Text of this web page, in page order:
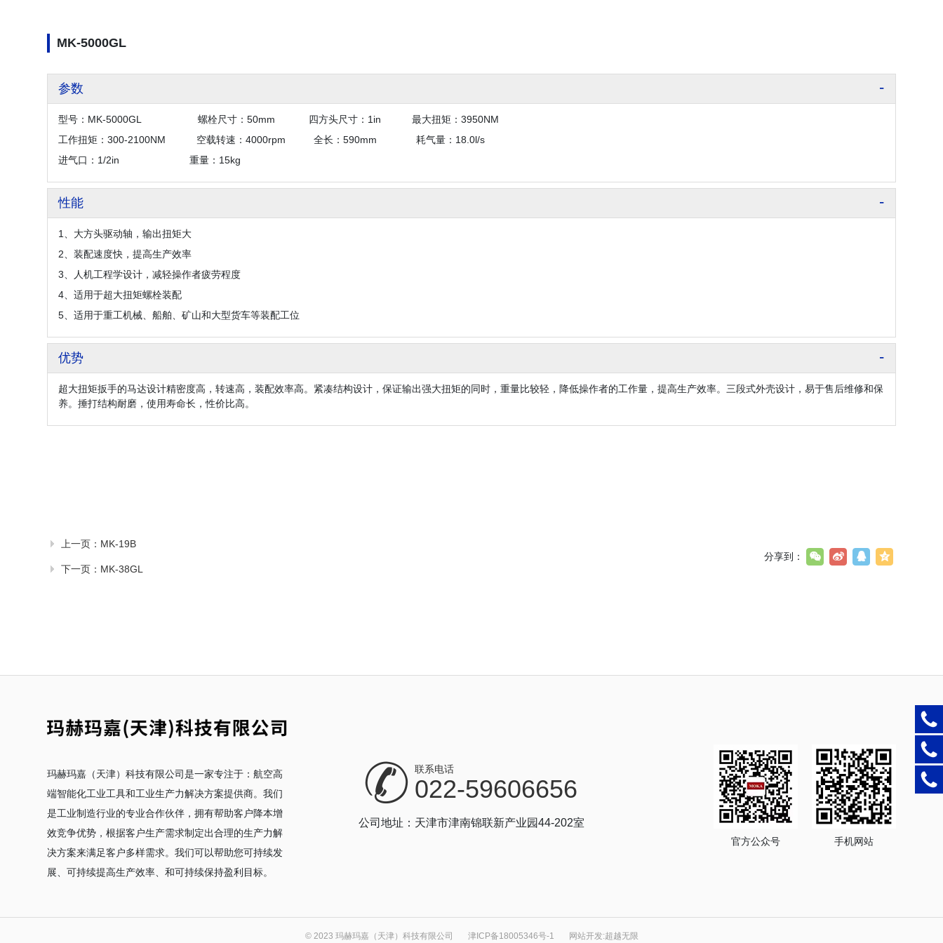
MK-5000GL
参数
型号：MK-5000GL 螺栓尺寸：50mm 四方头尺寸：1in 最大扭矩：3950NM
工作扭矩：300-2100NM 空载转速：4000rpm 全长：590mm 耗气量：18.0l/s
进气口：1/2in 重量：15kg
性能
1、大方头驱动轴，输出扭矩大
2、装配速度快，提高生产效率
3、人机工程学设计，减轻操作者疲劳程度
4、适用于超大扭矩螺栓装配
5、适用于重工机械、船舶、矿山和大型货车等装配工位
优势
超大扭矩扳手的马达设计精密度高，转速高，装配效率高。紧凑结构设计，保证输出强大扭矩的同时，重量比较轻，降低操作者的工作量，提高生产效率。三段式外壳设计，易于售后维修和保
养。捶打结构耐磨，使用寿命长，性价比高。
上一页： MK-19B
下一页： MK-38GL
分享到：
玛赫玛嘉（天津）科技有限公司是一家专注于：航空高
端智能化工业工具和工业生产力解决方案提供商。我们
是工业制造行业的专业合作伙伴，拥有帮助客户降本增
效竞争优势，根据客户生产需求制定出合理的生产力解
决方案来满足客户多样需求。我们可以帮助您可持续发
展、可持续提高生产效率、和可持续保持盈利目标。
联系电话
022-59606656
公司地址：天津市津南锦联新产业园44-202室
官方公众号 手机网站
© 2023 玛赫玛嘉（天津）科技有限公司 津ICP备18005346号-1 网站开发:超越无限